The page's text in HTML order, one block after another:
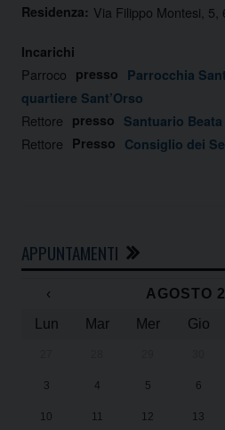
Residenza: Via Filippo Montesi, 5,
Incarichi
Parroco presso Parrocchia
quartiere Sant’Orso
Rettore presso Santuario
Rettore Presso Consiglio dei
APPUNTAMENTI
‹ AGOSTO
Lun
Mar Mer Gio
3 4 5 6
10 11 12 13